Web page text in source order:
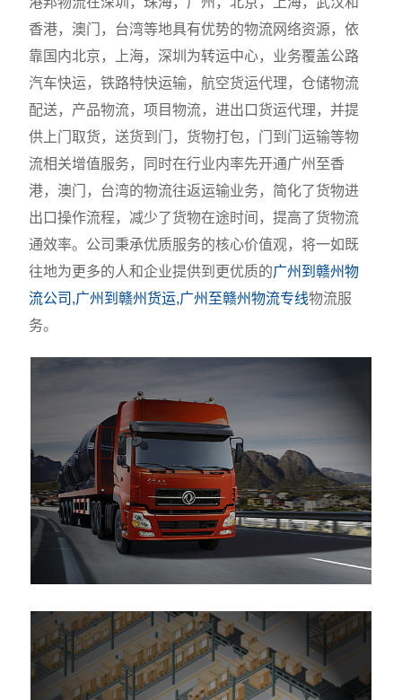
香港，澳门，台湾等地具有优势的物流网络资源，依
靠国内北京，上海，深圳为转运中心，业务覆盖公路
汽车快运，铁路特快运输，航空货运代理，仓储物流
配送，产品物流，项目物流，进出口货运代理，并提
供上门取货，送货到门，货物打包，门到门运输等物
流相关增值服务，同时在行业内率先开通广州至香
港，澳门，台湾的物流往返运输业务，简化了货物进
出口操作流程，减少了货物在途时间，提高了货物流
通效率。公司秉承优质服务的核心价值观，将一如既
往地为更多的人和企业提供到更优质的广州到赣州物
流公司,广州到赣州货运,广州至赣州物流专线物流服
务。